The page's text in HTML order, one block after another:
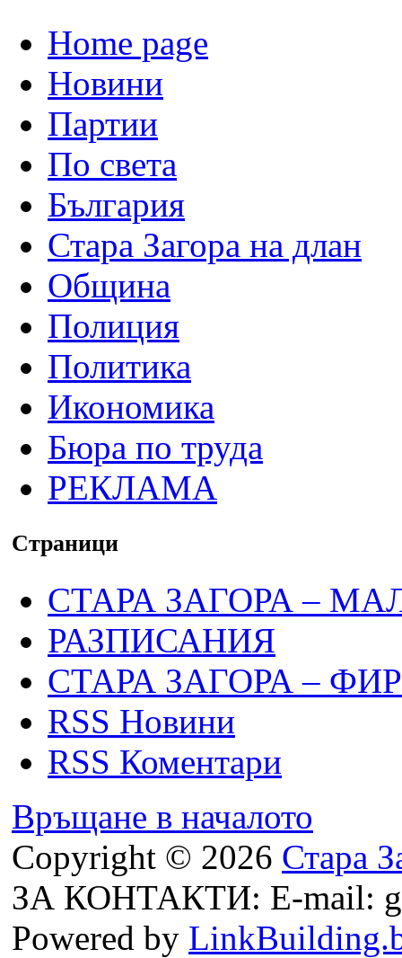
Home page
Новини
Партии
По света
България
Стара Загора на длан
Община
Полиция
Политика
Икономика
Бюра по труда
РЕКЛАМА
Страници
СТАРА ЗАГОРА –
РАЗПИСАНИЯ
СТАРА ЗАГОРА –
RSS Новини
RSS Коментари
Връщане в началото
Copyright © 2026 Стара
ЗА КОНТАКТИ: E-mail:
Powered by